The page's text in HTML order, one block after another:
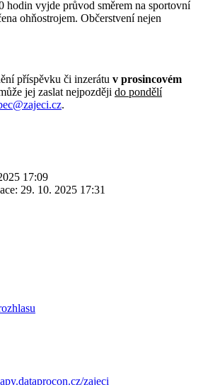
hodin vyjde průvod směrem na sportovní
ohňostrojem. Občerstvení nejen
příspěvku či inzerátu v prosincovém
jej zaslat nejpozději do pondělí
.
17:09
29. 10. 2025 17:31